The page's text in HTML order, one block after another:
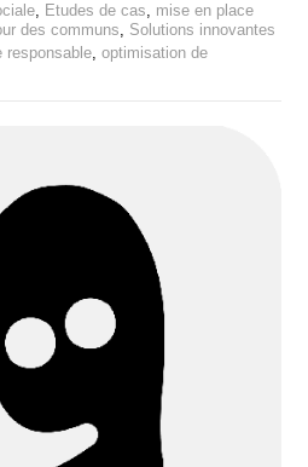
, Etudes de cas, mise en place
des communs, Solutions innovantes
responsable,optimisation de